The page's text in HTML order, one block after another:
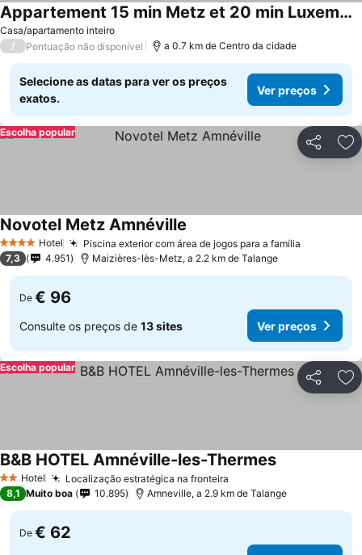
Casa/apartamento inteiro
Appartement 15 min Metz et 20 min Luxembourg avec parking
Ver preços
/ Pontuação não disponível a 0.7 km de Centro da cidade
Selecione as datas para ver os preços
exatos.
Ver preços
Partilhar
Escolha popular
4 EstrelasHotel Piscina exterior com área de jogos para a família
Novotel Metz Amnéville
7,3 4.951 Maizières-lès-Metz, a 2.2 km de Talange
De € 96
Consulte os preços de 13 sites Ver preços
Partilhar
Escolha popular
2 Estrelas
Hotel Localização estratégica na fronteira
B&B HOTEL Amnéville-les-ThermesVer preços
8,1 Muito boa 10.895 Amneville, a 2.9 km de Talange
De € 62